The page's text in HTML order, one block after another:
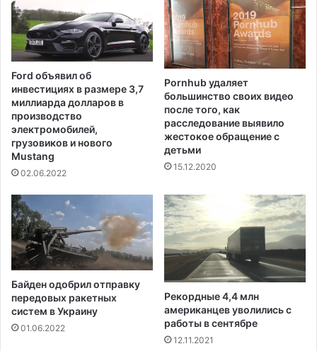
н
а
т
о
ч
т
о
н
и
п
л
у
ч
и
л
в
а
ц
о
к
н
б
и
с
а
Ford объявил об
инвестициях в размере 3,7
миллиарда долларов в
производство
электромобилей,
грузовиков и нового
Mustang
02.06.2022
Pornhub удаляет
большинство своих видео
после того, как
расследование выявило
жестокое обращение с
детьми
15.12.2020
Байден одобрил отправку
передовых ракетных
систем в Украину
01.06.2022
Рекордные 4,4 млн
американцев уволились с
работы в сентябре
12.11.2021